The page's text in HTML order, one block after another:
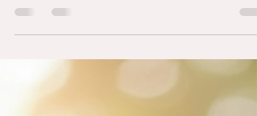
lichtjes, warme chocolademelk en...